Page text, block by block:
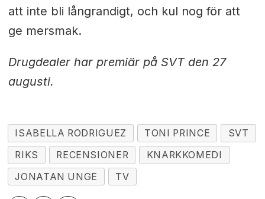
att inte bli långrandigt, och kul nog för att
ge mersmak.
Drugdealer har premiär på SVT den 27
augusti.
ISABELLA RODRIGUEZ TONI PRINCE
SVT
RIKS
RECENSIONER
KNARKKOMEDI
JONATAN UNGE
TV